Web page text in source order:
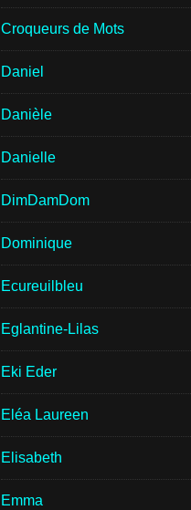
Croqueurs de Mots
Daniel
Danièle
Danielle
DimDamDom
Dominique
Ecureuilbleu
Eglantine-Lilas
Eki Eder
Eléa Laureen
Elisabeth
Emma